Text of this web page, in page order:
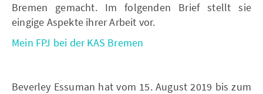
Bremen gemacht. Im folgenden Brief stellt sie
eingige Aspekte ihrer Arbeit vor.
Mein FPJ bei der KAS Bremen
Beverley Essuman hat vom 15. August 2019 bis zum